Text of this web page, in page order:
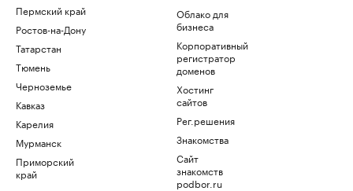
Пермский край
Ростов-на-Дону
Татарстан
Тюмень
Черноземье
Кавказ
Карелия
Мурманск
Приморский
край
Облако для
бизнеса
Корпоративный
регистратор
доменов
Хостинг
сайтов
Рег.решения
Знакомства
Сайт
знакомств
podbor.ru